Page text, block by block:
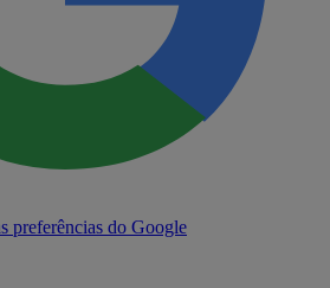
preferências do Google